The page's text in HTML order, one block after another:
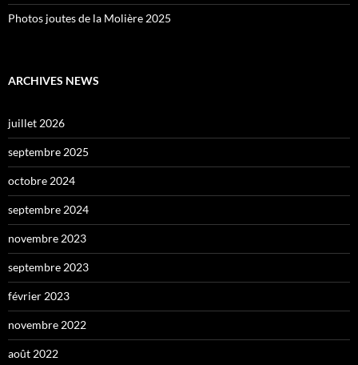
Photos joutes de la Molière 2025
ARCHIVES NEWS
juillet 2026
septembre 2025
octobre 2024
septembre 2024
novembre 2023
septembre 2023
février 2023
novembre 2022
août 2022